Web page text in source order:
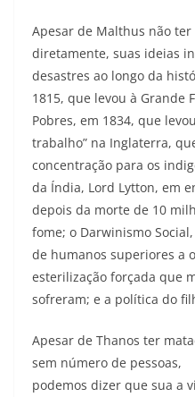
Apesar de Malthus não
diretamente, suas ideias
desastres ao longo da
1815, que levou à Grande
Pobres, em 1834, que
trabalho” na Inglaterra,
concentração para os
da Índia, Lord Lytton, em
depois da morte de 10
fome; o Darwinismo
de humanos superiores a
esterilização forçada que
sofreram; e a política do
Apesar de Thanos ter
sem número de pessoas,
podemos dizer que sua a